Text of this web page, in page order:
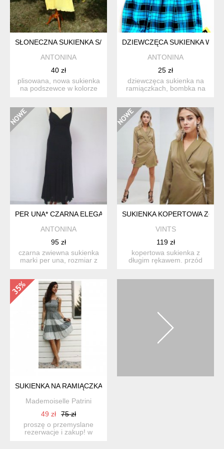
SŁONECZNA SUKIENKA S/M
ANTONINA
40 zł
plisowana, nowa sukienka
na podszewce w kolorze
DZIEWCZĘCA SUKIENKA W
ANTONINA
25 zł
dziewczęca sukienka na
ramiączkach, bombka na
PER UNA* CZARNA ELEGANCKA SUKIENKA L
ANTONINA
95 zł
czarna zwiewna sukienka
marki per una, rozmiar z
SUKIENKA KOPERTOWA
VINTS
119 zł
kopertowa sukienka z
długim rękawem. przód
SUKIENKA NA RAMIĄCZKACH
Mademoiselle Patrini
49 zł
75 zł
proszę o przemyslane
rezerwacje i zakup! w